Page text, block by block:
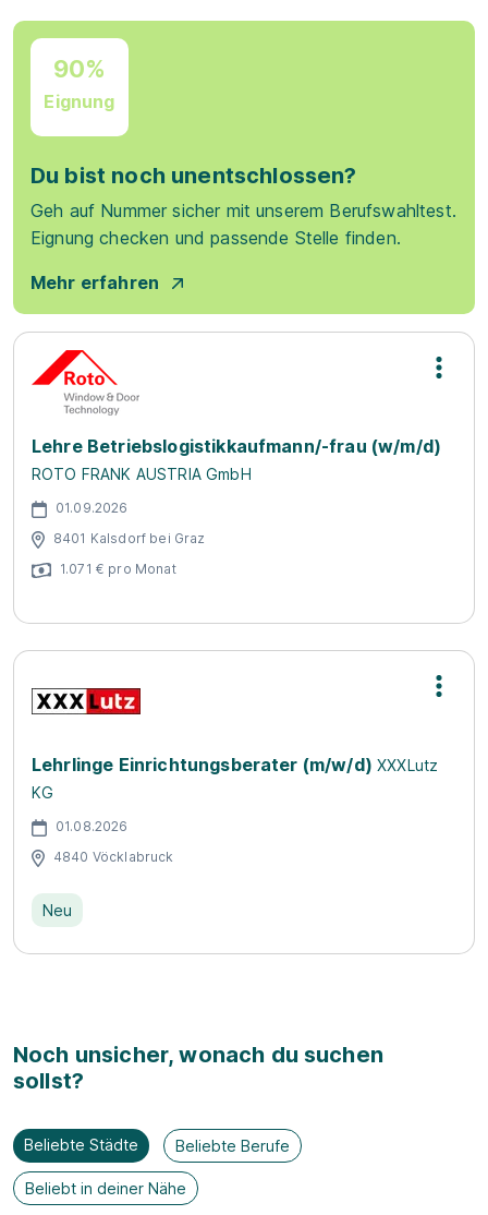
90%
Eignung
Du bist noch unentschlossen?
Geh auf Nummer sicher mit unserem Berufswahltest.
Eignung checken und passende Stelle finden.
Mehr erfahren
Lehre Betriebslogistikkaufmann/-frau (w/m/d)
ROTO FRANK AUSTRIA GmbH
01.09.2026
8401 Kalsdorf bei Graz
1.071 € pro Monat
Lehrlinge Einrichtungsberater (m/w/d) XXXLutz
KG
01.08.2026
4840 Vöcklabruck
Neu
Noch unsicher, wonach du suchen
sollst?
Beliebte Städte Beliebte Berufe
Beliebt in deiner Nähe